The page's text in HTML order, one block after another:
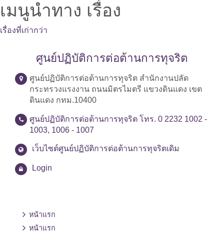
เมนูนำทาง เรื่อง
เรื่องที่เก่ากว่า
ศูนย์ปฏิบัติการต่อต้านการทุจริต
ศูนย์ปฏิบัติการต่อต้านการทุจริต สำนักงานปลัด
กระทรวงแรงงาน ถนนมิตรไมตรี แขวงดินแดง เขต
ดินแดง กทม.10400
ศูนย์ปฏิบัติการต่อต้านการทุจริต โทร. 0 2232 1002 -
1003, 1006 - 1007
เว็บไซต์ศูนย์ปฏิบัติการต่อต้านการทุจริตเดิม
Login
หน้าแรก
หน้าแรก